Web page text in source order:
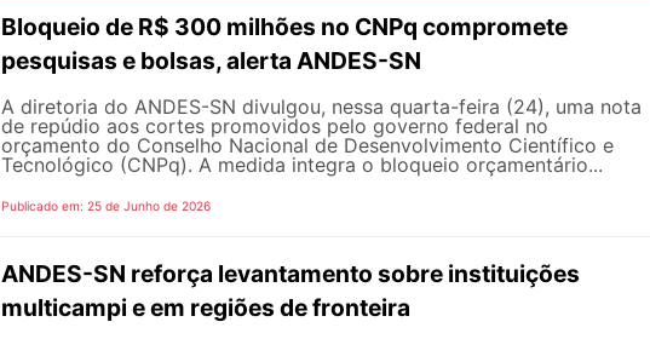
Bloqueio de R$ 300 milhões no CNPq compromete
pesquisas e bolsas, alerta ANDES-SN
A diretoria do ANDES-SN divulgou, nessa quarta-feira (24), uma nota
de repúdio aos cortes promovidos pelo governo federal no
orçamento do Conselho Nacional de Desenvolvimento Científico e
Tecnológico (CNPq). A medida integra o bloqueio orçamentário...
Publicado em: 25 de Junho de 2026
ANDES-SN reforça levantamento sobre instituições
multicampi e em regiões de fronteira